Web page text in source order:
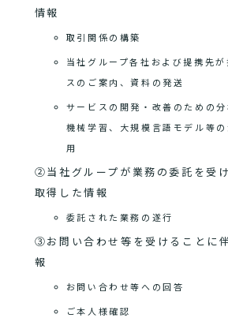
情報
取引関係の構築
当社グループ各社および提携先
スのご案内、資料の発送
サービスの開発・改善のための
機械学習、大規模言語モデル等
用
②当社グループが業務の委託を受
取得した情報
委託された業務の遂行
③お問い合わせ等を受けることに
報
お問い合わせ等への回答
ご本人様確認